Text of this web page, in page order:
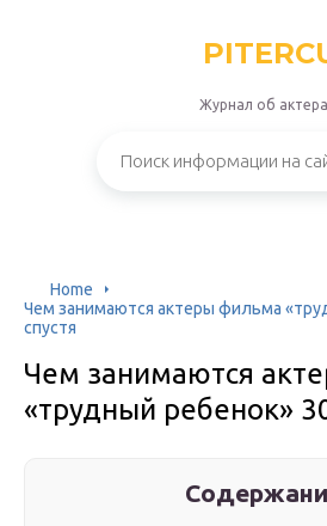
Журнал об
Home
Чем занимаются актеры фильма
спустя
Чем занимаются
«трудный ребенок»